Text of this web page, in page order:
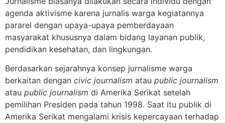
agenda aktivisme karena jurnalis warga kegiatannya
pararel dengan upaya-upaya pemberdayaan
masyarakat khususnya dalam bidang layanan publik,
pendidikan kesehatan, dan lingkungan.
Berdasarkan sejarahnya konsep jurnalisme warga
berkaitan dengan civic journalism atau public journalism
atau public journalism di Amerika Serikat setelah
pemilihan Presiden pada tahun 1998. Saat itu publik di
Amerika Serikat mengalami krisis kepercayaan terhadap